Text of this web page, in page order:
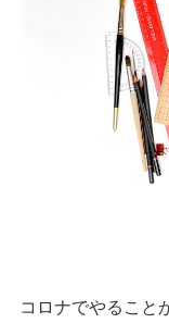
コロナでやること